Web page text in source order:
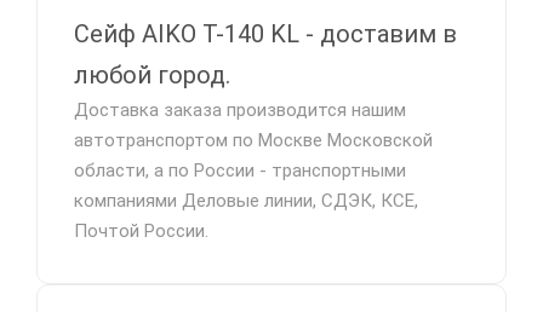
Сейф AIKO T-140 KL - доставим в
любой город.
Доставка заказа производится нашим
автотранспортом по Москве Московской
области, а по России - транспортными
компаниями Деловые линии, СДЭК, КСЕ,
Почтой России.